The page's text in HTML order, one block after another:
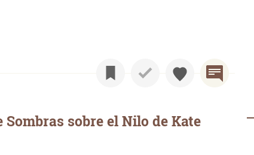
sobre el Nilo de Kate